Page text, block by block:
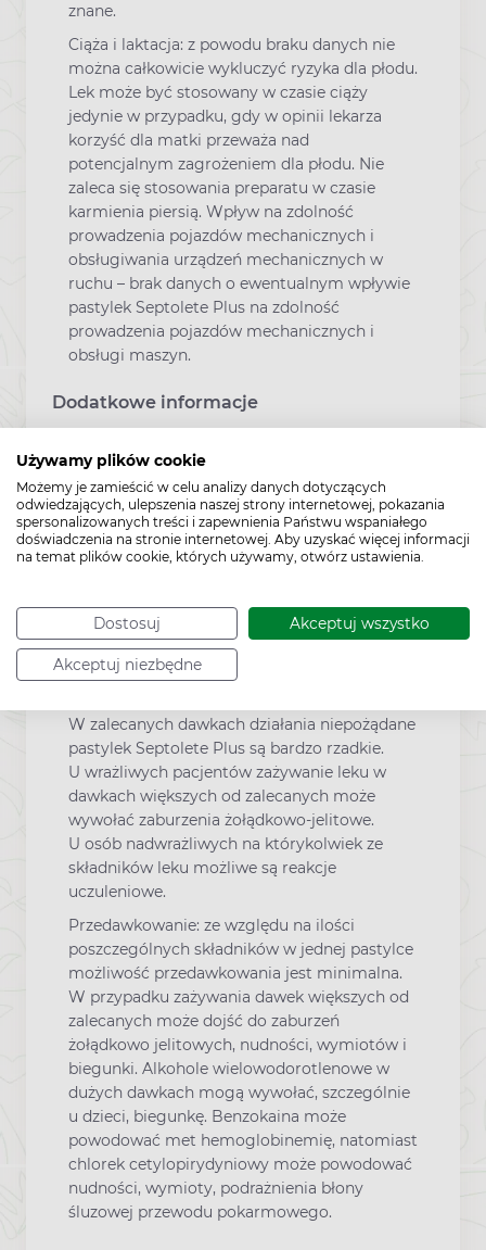
Używamy plików cookie
Możemy je zamieścić w celu analizy danych dotyczących
odwiedzających, ulepszenia naszej strony internetowej, pokazania
spersonalizowanych treści i zapewnienia Państwu wspaniałego
doświadczenia na stronie internetowej. Aby uzyskać więcej informacji
na temat plików cookie, których używamy, otwórz ustawienia.
Dostosuj Akceptuj wszystko
Akceptuj niezbędne
znane.
Ciąża i laktacja: z powodu braku danych nie
można całkowicie wykluczyć ryzyka dla płodu.
Lek może być stosowany w czasie ciąży
jedynie w przypadku, gdy w opinii lekarza
korzyść dla matki przeważa nad
potencjalnym zagrożeniem dla płodu. Nie
zaleca się stosowania preparatu w czasie
karmienia piersią. Wpływ na zdolność
prowadzenia pojazdów mechanicznych i
obsługiwania urządzeń mechanicznych w
ruchu – brak danych o ewentualnym wpływie
pastylek Septolete Plus na zdolność
prowadzenia pojazdów mechanicznych i
obsługi maszyn.
Dodatkowe informacje
To jest lek. Dla bezpieczeństwa stosuj
go zgodnie z ulotką dołączoną do
opakowania. Nie przekraczaj
maksymalnej dawki leku. W przypadku
wątpliwości skonsultuj się z lekarzem
Działania niepożądane
W zalecanych dawkach działania niepożądane
pastylek Septolete Plus są bardzo rzadkie.
U wrażliwych pacjentów zażywanie leku w
dawkach większych od zalecanych może
wywołać zaburzenia żołądkowo-jelitowe.
U osób nadwrażliwych na którykolwiek ze
składników leku możliwe są reakcje
uczuleniowe.
Przedawkowanie: ze względu na ilości
poszczególnych składników w jednej pastylce
możliwość przedawkowania jest minimalna.
W przypadku zażywania dawek większych od
zalecanych może dojść do zaburzeń
żołądkowo jelitowych, nudności, wymiotów i
biegunki. Alkohole wielowodorotlenowe w
dużych dawkach mogą wywołać, szczególnie
u dzieci, biegunkę. Benzokaina może
powodować met hemoglobinemię, natomiast
chlorek cetylopirydyniowy może powodować
nudności, wymioty, podrażnienia błony
śluzowej przewodu pokarmowego.